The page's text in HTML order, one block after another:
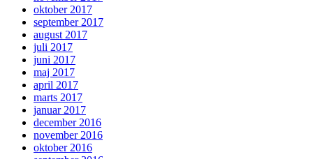
oktober 2017
september 2017
august 2017
juli 2017
juni 2017
maj 2017
april 2017
marts 2017
januar 2017
december 2016
november 2016
oktober 2016